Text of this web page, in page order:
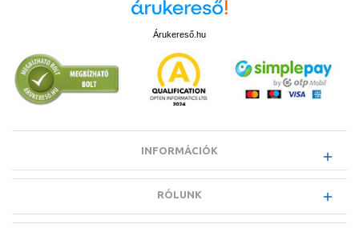
Árukereső.hu
INFORMÁCIÓK
RÓLUNK